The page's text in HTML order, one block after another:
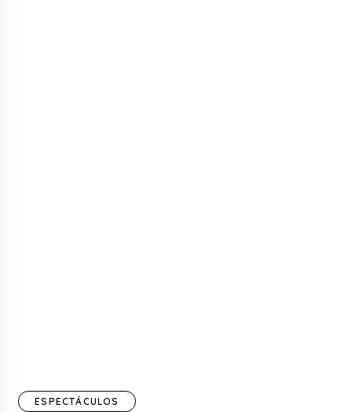
ESPECTÁCULOS